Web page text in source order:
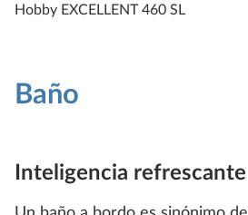
Hobby EXCELLENT 460 SL
Baño
Inteligencia refrescante